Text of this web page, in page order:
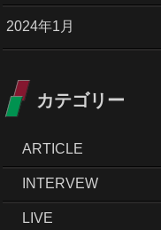
2024年1月
カテゴリー
ARTICLE
INTERVEW
LIVE